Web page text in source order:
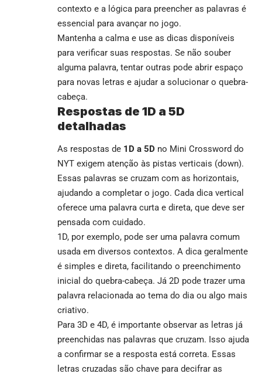
contexto e a lógica para preencher as palavras é
essencial para avançar no jogo.
Mantenha a calma e use as dicas disponíveis
para verificar suas respostas. Se não souber
alguma palavra, tentar outras pode abrir espaço
para novas letras e ajudar a solucionar o quebra-
cabeça.
Respostas de 1D a 5D
detalhadas
As respostas de 1D a 5D no Mini Crossword do
NYT exigem atenção às pistas verticais (down).
Essas palavras se cruzam com as horizontais,
ajudando a completar o jogo. Cada dica vertical
oferece uma palavra curta e direta, que deve ser
pensada com cuidado.
1D, por exemplo, pode ser uma palavra comum
usada em diversos contextos. A dica geralmente
é simples e direta, facilitando o preenchimento
inicial do quebra-cabeça. Já 2D pode trazer uma
palavra relacionada ao tema do dia ou algo mais
criativo.
Para 3D e 4D, é importante observar as letras já
preenchidas nas palavras que cruzam. Isso ajuda
a confirmar se a resposta está correta. Essas
letras cruzadas são chave para decifrar as